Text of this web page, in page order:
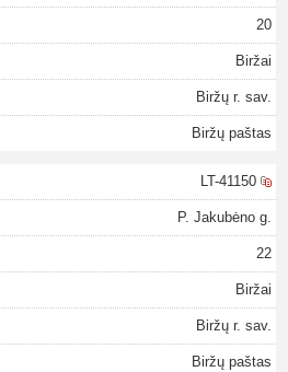
20
Biržai
Biržų r. sav.
Biržų paštas
LT-41150
P. Jakubėno g.
22
Biržai
Biržų r. sav.
Biržų paštas